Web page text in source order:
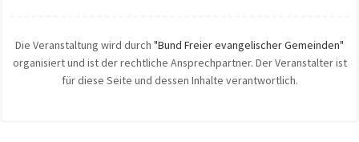
Die Veranstaltung wird durch "Bund Freier evangelischer Gemeinden"
organisiert und ist der rechtliche Ansprechpartner. Der Veranstalter ist
für diese Seite und dessen Inhalte verantwortlich.